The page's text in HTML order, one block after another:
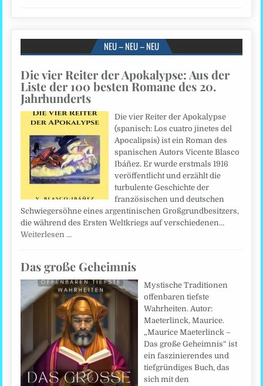
NEU – NEU – NEU
Die vier Reiter der Apokalypse: Aus der
Liste der 100 besten Romane des 20.
Jahrhunderts
Die vier Reiter der Apokalypse
(spanisch: Los cuatro jinetes del
Apocalipsis) ist ein Roman des
spanischen Autors Vicente Blasco
Ibáñez. Er wurde erstmals 1916
veröffentlicht und erzählt die
turbulente Geschichte der
französischen und deutschen
Schwiegersöhne eines argentinischen Großgrundbesitzers,
die während des Ersten Weltkriegs auf verschiedenen…
Weiterlesen …
Das große Geheimnis
Mystische Traditionen
offenbaren tiefste
Wahrheiten. Autor:
Maeterlinck, Maurice.
„Maurice Maeterlinck –
Das große Geheimnis“ ist
ein faszinierendes und
tiefgründiges Buch, das
sich mit den